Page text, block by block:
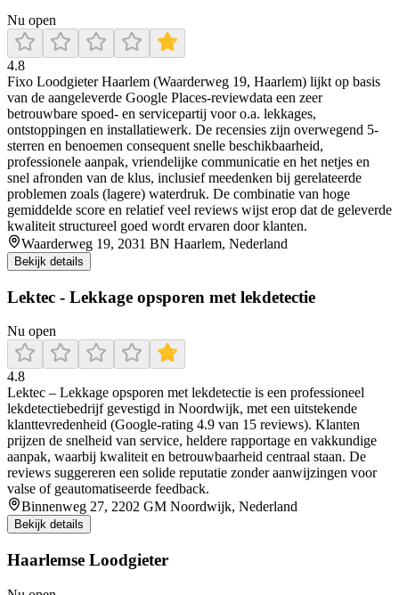
Nu open
4.8
Fixo Loodgieter Haarlem (Waarderweg 19, Haarlem) lijkt op basis
van de aangeleverde Google Places-reviewdata een zeer
betrouwbare spoed- en servicepartij voor o.a. lekkages,
ontstoppingen en installatiewerk. De recensies zijn overwegend 5-
sterren en benoemen consequent snelle beschikbaarheid,
professionele aanpak, vriendelijke communicatie en het netjes en
snel afronden van de klus, inclusief meedenken bij gerelateerde
problemen zoals (lagere) waterdruk. De combinatie van hoge
gemiddelde score en relatief veel reviews wijst erop dat de geleverde
kwaliteit structureel goed wordt ervaren door klanten.
Waarderweg 19, 2031 BN Haarlem, Nederland
Bekijk details
Lektec - Lekkage opsporen met lekdetectie
Nu open
4.8
Lektec – Lekkage opsporen met lekdetectie is een professioneel
lekdetectiebedrijf gevestigd in Noordwijk, met een uitstekende
klanttevredenheid (Google-rating 4.9 van 15 reviews). Klanten
prijzen de snelheid van service, heldere rapportage en vakkundige
aanpak, waarbij kwaliteit en betrouwbaarheid centraal staan. De
reviews suggereren een solide reputatie zonder aanwijzingen voor
valse of geautomatiseerde feedback.
Binnenweg 27, 2202 GM Noordwijk, Nederland
Bekijk details
Haarlemse Loodgieter